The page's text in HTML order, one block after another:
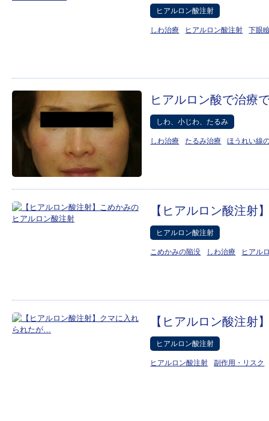
ヒアルロン酸注射
しわ治療 ヒアルロン酸注射 下眼
ヒアルロン酸で治療
しわ、小じわ、たるみ
しわ治療 たるみ治療 ほうれい線
【ヒアルロン酸注射
ヒアルロン酸注射
こめかみの陥没 しわ治療 ヒアル
【ヒアルロン酸注
ヒアルロン酸注射
ヒアルロン酸注射 副作用・リスク